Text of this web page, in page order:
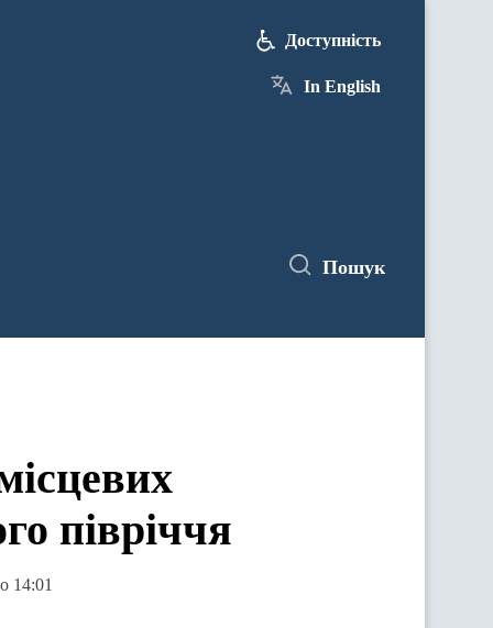
Доступність
In English
Пошук
півріччя
14:01